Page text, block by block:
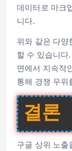
데이터로 마크
니다.
위와 같은 다양
할 수 있습니다
면에서 지속적
통해 경쟁 우위
결론
구글 상위 노출